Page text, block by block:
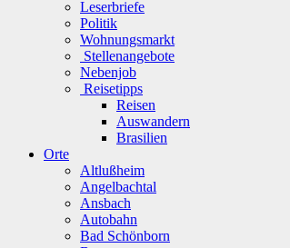
Leserbriefe
Politik
Wohnungsmarkt
Stellenangebote
Nebenjob
Reisetipps
Reisen
Auswandern
Brasilien
Orte
Altlußheim
Angelbachtal
Ansbach
Autobahn
Bad Schönborn